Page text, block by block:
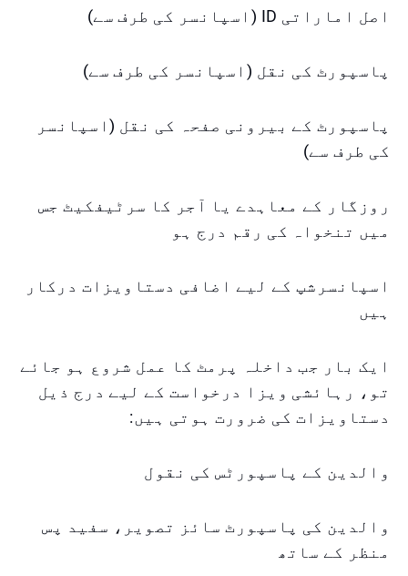
اصل اماراتی ID (اسپانسر کی طرف سے)
پاسپورٹ کی نقل (اسپانسر کی طرف سے)
پاسپورٹ کے بیرونی صفحہ کی نقل (اسپانسر
کی طرف سے)
روزگار کے معاہدے یا آجر کا سرٹیفکیٹ جس
میں تنخواہ کی رقم درج ہو
اسپانسرشپ کے لیے اضافی دستاویزات درکار
ہیں
ایک بار جب داخلہ پرمٹ کا عمل شروع ہو جائے
تو، رہائشی ویزا درخواست کے لیے درج ذیل
دستاویزات کی ضرورت ہوتی ہیں:
والدین کے پاسپورٹس کی نقول
والدین کی پاسپورٹ سائز تصویر، سفید پس
منظر کے ساتھ